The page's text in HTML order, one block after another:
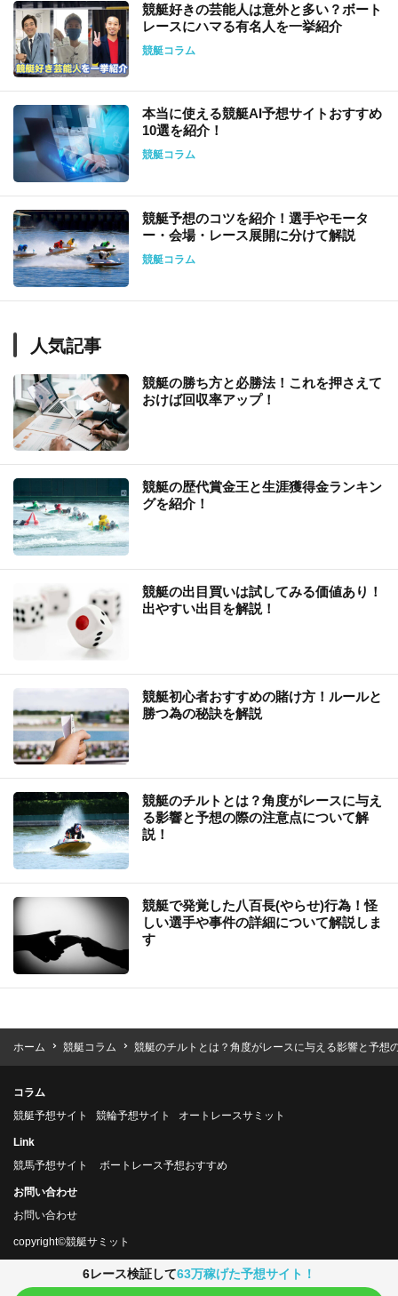
競艇好きの芸能人は意外と多い？ボート
レースにハマる有名人を一挙紹介
競艇コラム
本当に使える競艇AI予想サイトおすすめ
10選を紹介！
競艇コラム
競艇予想のコツを紹介！選手やモータ
ー・会場・レース展開に分けて解説
競艇コラム
人気記事
競艇の勝ち方と必勝法！これを押さえて
おけば回収率アップ！
競艇の歴代賞金王と生涯獲得金ランキン
グを紹介！
競艇の出目買いは試してみる価値あり！
出やすい出目を解説！
競艇初心者おすすめの賭け方！ルールと
勝つ為の秘訣を解説
競艇のチルトとは？角度がレースに与え
る影響と予想の際の注意点について解
説！
競艇で発覚した八百長(やらせ)行為！怪
しい選手や事件の詳細について解説しま
す
ホーム 競艇コラム 競艇のチルトとは？角度がレースに与える影響と予想
コラム
競艇予想サイト
競輪予想サイト オートレースサミット
Link
競馬予想サイト
ボートレース予想おすすめ
お問い合わせ
お問い合わせ
copyright©競艇サミット
6レース検証して63万稼げた予想サイト！